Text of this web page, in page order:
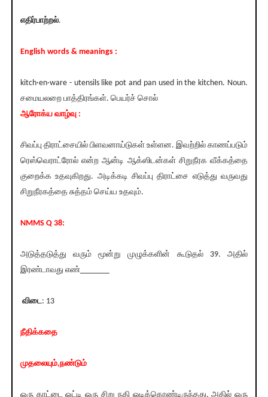
எதிர்பாற்றல்.
English words & meanings :
kitch·en·ware - utensils like pot and pan used in the kitchen. Noun.
சமையலறை பாத்திரங்கள். பெயர்ச் சொல்
ஆரோக்ய வாழ்வு :
சிவப்பு திராட்சையில் பிளவனாய்டுகள் உள்ளன. இவற்றில் காணப்படும்
ரெஸ்வெராட்ரோல் என்ற ஆன்டி ஆக்ஸிடன்கள் சிறுநீரக வீக்கத்தை
குறைக்க உதவுகிறது. அடிக்கடி சிவப்பு திராட்சை எடுத்து வருவது
சிறுநீரகத்தை சுத்தம் செய்ய உதவும்.
NMMS Q 38:
அடுத்தடுத்து வரும் மூன்று முழுக்களின் கூடுதல் 39. அதில்
இரண்டாவது எண்_______
விடை: 13
நீதிக்கதை
முதலையும்,நண்டும்
ஒரு காட்டை ஒட்டி ஒரு சிறு நதி ஓடிக்கொண்டிருந்தது. அதில் ஒரு